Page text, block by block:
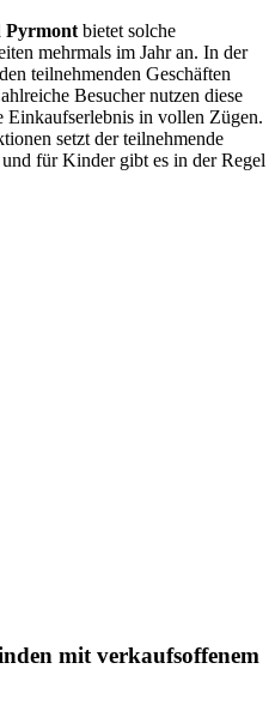
Pyrmont bietet solche
mehrmals im Jahr an. In der
teilnehmenden Geschäften
Besucher nutzen diese
Einkaufserlebnis in vollen Zügen.
setzt der teilnehmende
für Kinder gibt es in der Regel
mit verkaufsoffenem